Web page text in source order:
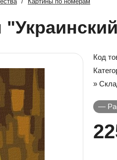
Код
»
—